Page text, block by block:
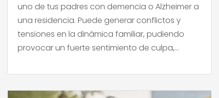
uno de tus padres con demencia o Alzheimer a
una residencia. Puede generar conflictos y
tensiones en la dinámica familiar, pudiendo
provocar un fuerte sentimiento de culpa,
altura de las circunstancias. Las emociones que
esta situación […]